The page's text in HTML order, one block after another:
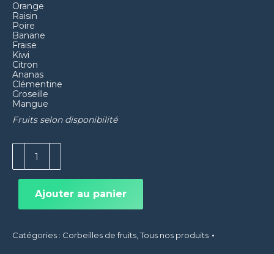
Orange
Raisin
Poire
Banane
Fraise
Kiwi
Citron
Ananas
Clémentine
Groseille
Mangue
Fruits selon disponibilité
grande
Ajouter au panier
Catégories : Corbeilles de fruits ,Tous nos produits